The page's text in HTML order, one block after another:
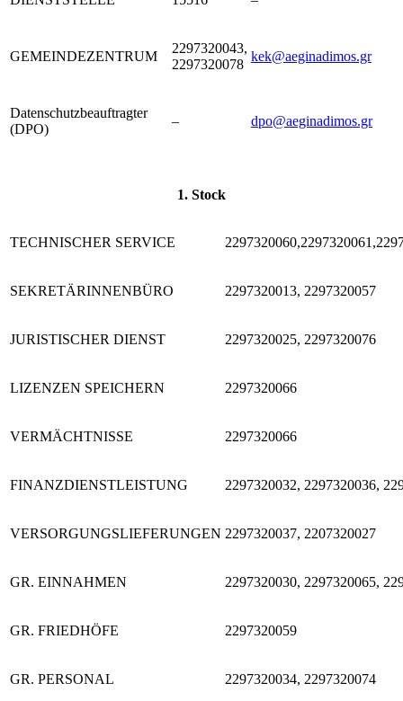
GEMEINDEZENTRUM
2297320043,
2297320078
kek@aeginadimos.gr
Datenschutzbeauftragter
(DPO)
– dpo@aeginadimos.gr
1. Stock
TECHNISCHER SERVICE
SEKRETÄRINNENBÜRO 2297320013, 2297320057
JURISTISCHER DIENST 2297320025, 2297320076
LIZENZEN SPEICHERN 2297320066
VERMÄCHTNISSE 2297320066
FINANZDIENSTLEISTUNG 2297320032, 2297320036,
VERSORGUNGSLIEFERUNGEN 2297320037, 2207320027
GR. EINNAHMEN 2297320030, 2297320065,
GR. FRIEDHÖFE 2297320059
GR. PERSONAL 2297320034, 2297320074